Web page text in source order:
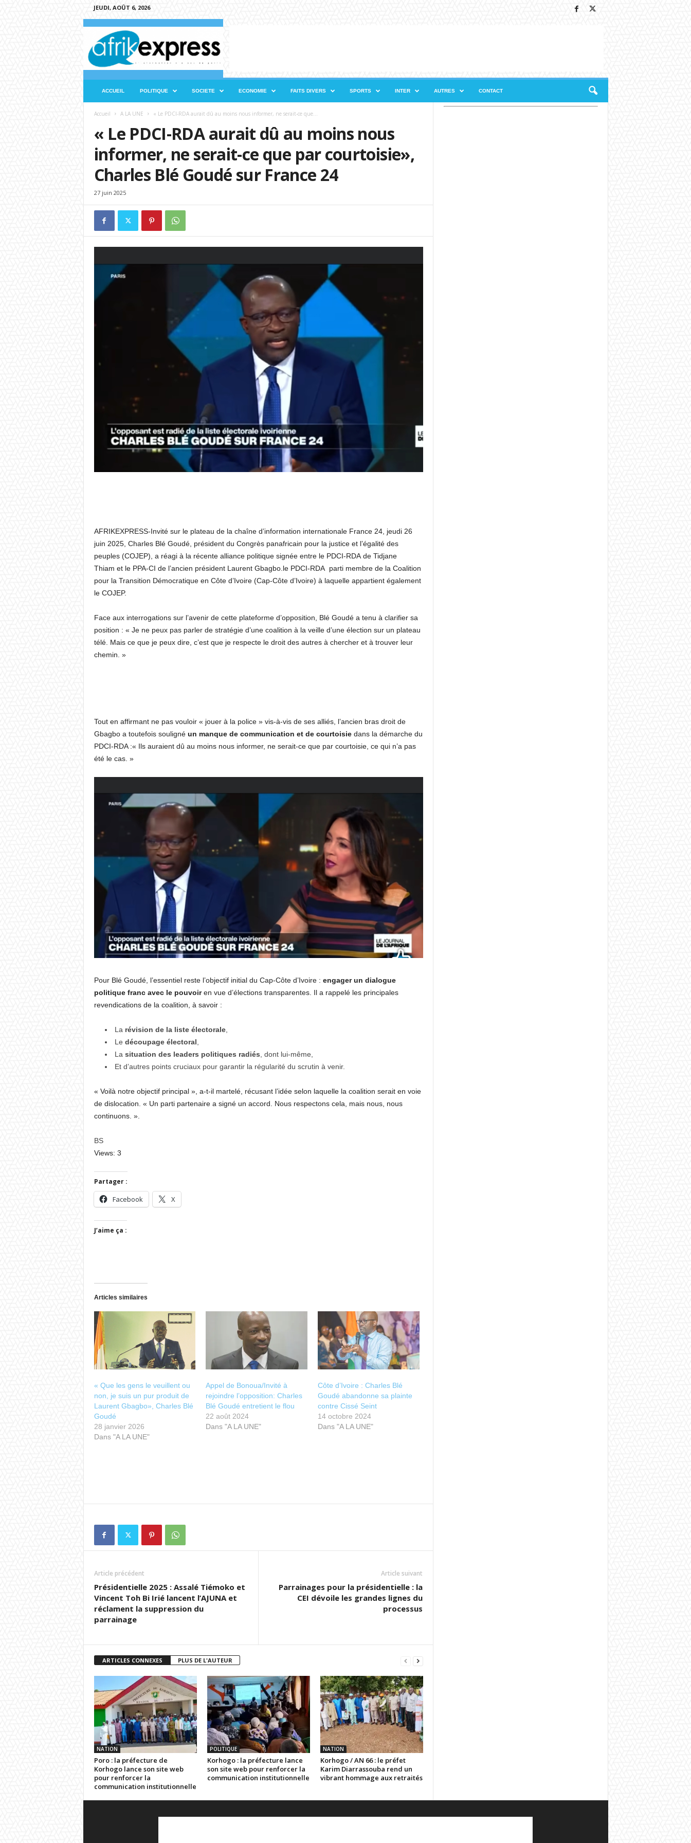
JEUDI, AOÛT 6, 2026
e
ACCUEIL POLITIQUE SOCIETE ECONOMIE FAITS DIVERS SPORTS INTER AUTRES CONTACT
Accueil A LA UNE « Le PDCI-RDA aurait dû au moins nous informer, ne serait-ce que...
« Le PDCI-RDA aurait dû au moins nous
informer, ne serait-ce que par courtoisie»,
Charles Blé Goudé sur France 24
27 juin 2025
AFRIKEXPRESS-Invité sur le plateau de la chaîne d’information internationale France 24, jeudi 26
juin 2025, Charles Blé Goudé, président du Congrès panafricain pour la justice et l’égalité des
peuples (COJEP), a réagi à la récente alliance politique signée entre le PDCI-RDA de Tidjane
Thiam et le PPA-CI de l’ancien président Laurent Gbagbo.le PDCI-RDA parti membre de la Coalition
pour la Transition Démocratique en Côte d’Ivoire (Cap-Côte d’Ivoire) à laquelle appartient également
le COJEP.
Face aux interrogations sur l’avenir de cette plateforme d’opposition, Blé Goudé a tenu à clarifier sa
position : « Je ne peux pas parler de stratégie d’une coalition à la veille d’une élection sur un plateau
télé. Mais ce que je peux dire, c’est que je respecte le droit des autres à chercher et à trouver leur
chemin. »
Tout en affirmant ne pas vouloir « jouer à la police » vis-à-vis de ses alliés, l’ancien bras droit de
Gbagbo a toutefois souligné un manque de communication et de courtoisiedans la démarche du
PDCI-RDA :« Ils auraient dû au moins nous informer, ne serait-ce que par courtoisie, ce qui n’a pas
été le cas. »
Pour Blé Goudé, l’essentiel reste l’objectif initial du Cap-Côte d’Ivoire : engager un dialogue
politique franc avec le pouvoiren vue d’élections transparentes. Il a rappelé les principales
revendications de la coalition, à savoir :
La révision de la liste électorale,
Le découpage électoral
La situation des leaders politiques radiés , dont lui-même,
Et d’autres points cruciaux pour garantir la régularité du scrutin à venir.
« Voilà notre objectif principal », a-t-il martelé, récusant l’idée selon laquelle la coalition serait en voie
de dislocation. « Un parti partenaire a signé un accord. Nous respectons cela, mais nous, nous
continuons. ».
BS
Views: 3
Partager :
Facebook X
J’aime ça :
Articles similaires
« Que les gens le veuillent ou
non, je suis un pur produit de
Laurent Gbagbo», Charles Blé
Goudé
28 janvier 2026
Dans "A LA UNE"
Appel de Bonoua/Invité à
rejoindre l’opposition: Charles
Blé Goudé entretient le flou
22 août 2024
Dans "A LA UNE"
Côte d’Ivoire : Charles Blé
Goudé abandonne sa plainte
contre Cissé Seint
14 octobre 2024
Dans "A LA UNE"
Article précédent
Présidentielle 2025 : Assalé Tiémoko et
Vincent Toh Bi Irié lancent l’AJUNA et
réclament la suppression du
parrainage
Article suivant
Parrainages pour la présidentielle : la
CEI dévoile les grandes lignes du
processus
ARTICLES CONNEXES PLUS DE L'AUTEUR
NATION
Poro : la préfecture de
Korhogo lance son site web
pour renforcer la
communication institutionnelle
POLITIQUE
Korhogo : la préfecture lance
son site web pour renforcer la
communication institutionnelle
NATION
Korhogo / AN 66 : le préfet
Karim Diarrassouba rend un
vibrant hommage aux retraités